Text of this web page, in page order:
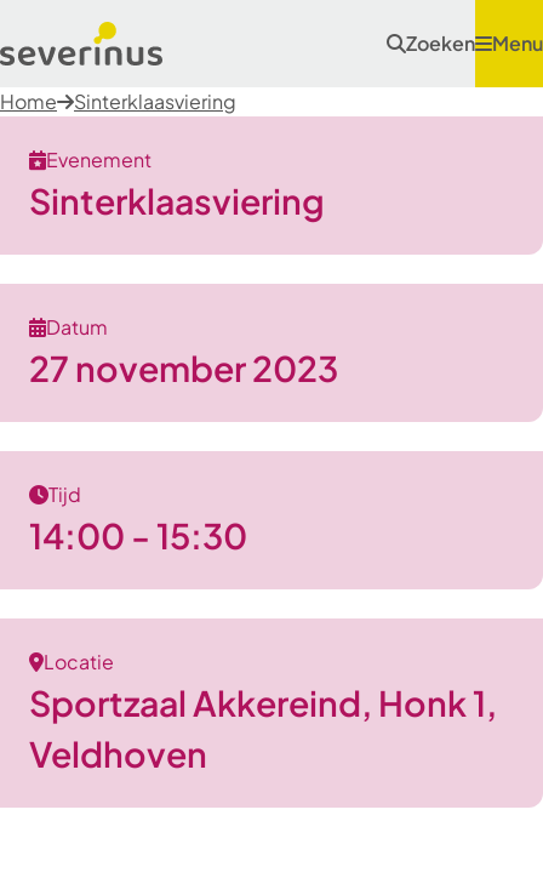
Zoeken Menu
Home Sinterklaasviering
Evenement
Sinterklaasviering
Datum
27 november 2023
Tijd
14:00 - 15:30
Locatie
Sportzaal Akkereind, Honk 1,
Veldhoven